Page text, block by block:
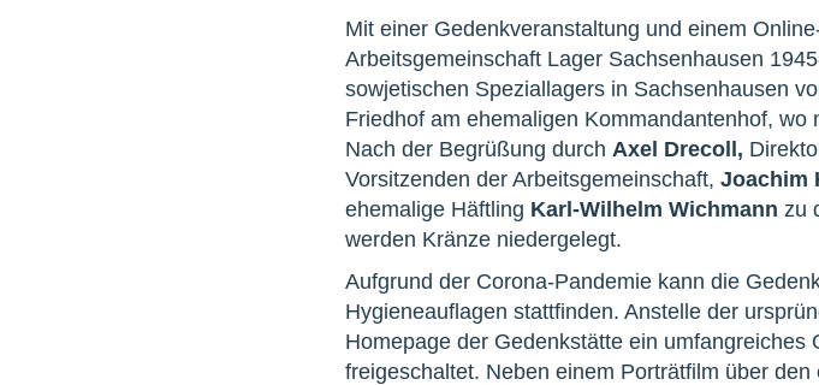
Mit einer Gedenkveranstaltung und einem
Arbeitsgemeinschaft Lager Sachsenhausen
sowjetischen Speziallagers in Sachsenhausen
Friedhof am ehemaligen Kommandantenhof,
Nach der Begrüßung durch Axel Drecoll,
Vorsitzenden der Arbeitsgemeinschaft, Joachim
ehemalige Häftling Karl-Wilhelm Wichmann zu
werden Kränze niedergelegt.
Aufgrund der Corona-Pandemie kann die
Hygieneauflagen stattfinden. Anstelle der
Homepage der Gedenkstätte ein
freigeschaltet. Neben einem Porträtfilm über